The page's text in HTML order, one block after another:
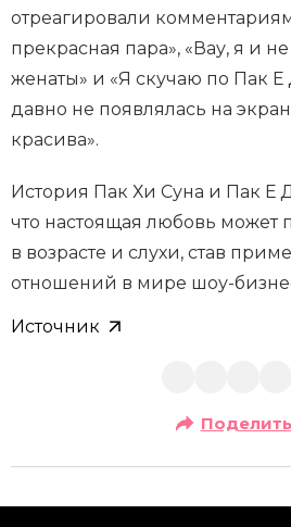
отреагировали
прекрасная пара», «Вау, я и
женаты» и «Я скучаю по Пак Е
давно не появлялась на
красива».
История Пак Хи Суна и Пак Е
что настоящая любовь может
в возрасте и слухи, став
отношений в мире шоу-
Источник